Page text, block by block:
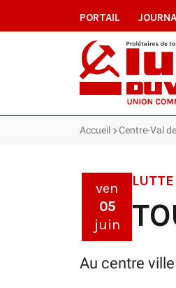
PORTAIL
Accueil Centre-Val
ven
05
juin
Au centre